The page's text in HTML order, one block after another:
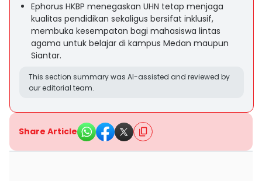
Ephorus HKBP menegaskan UHN tetap menjaga
kualitas pendidikan sekaligus bersifat inklusif,
membuka kesempatan bagi mahasiswa lintas
agama untuk belajar di kampus Medan maupun
Siantar.
This section summary was AI-assisted and reviewed by
our editorial team.
Share Article